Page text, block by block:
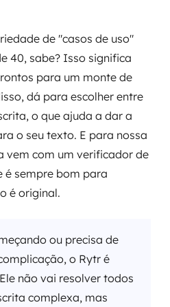
de "casos de uso"
40, sabe? Isso significa
para um monte de
dá para escolher entre
o que ajuda a dar a
o seu texto. E para nossa
vem com um verificador de
é sempre bom para
é original.
ou precisa de
o Rytr é
não vai resolver todos
complexa, mas